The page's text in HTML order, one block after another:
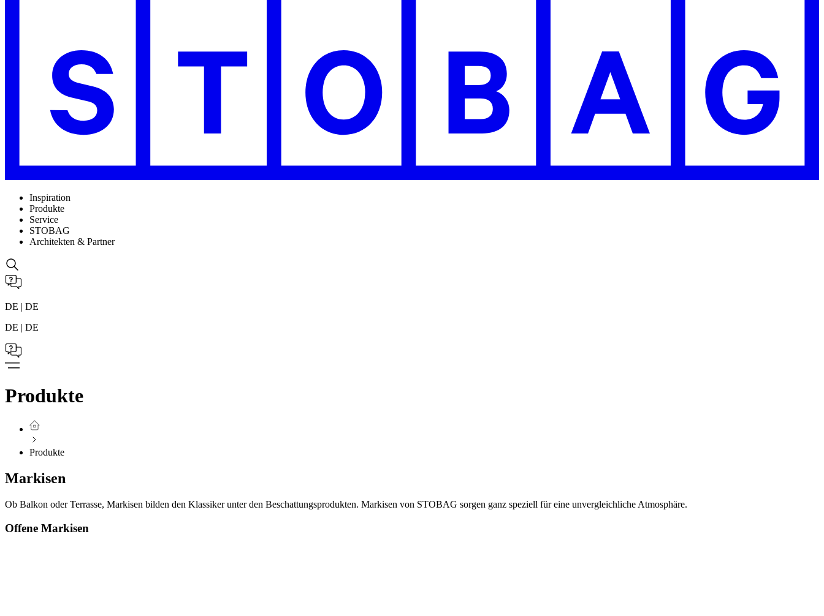
Inspiration
Produkte
Service
STOBAG
Architekten & Partner
DE | DE
DE | DE
Produkte
Produkte
Markisen
Ob Balkon oder Terrasse, Markisen bilden den Klassiker unter den Beschattungsprodukten. Markisen von STOBAG sorgen ganz speziell für eine unvergleichliche Atmosphäre.
Offene Markisen